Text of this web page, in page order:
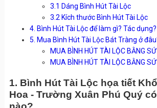
3.1 Dáng Bình Hút Tài Lộc
3.2 Kích thước Bình Hút Tài Lộc
4. Bình Hút Tài Lộc để làm gì? Tác dụng?
5. Mua Bình Hút Tài Lộc Bát Tràng ở
MUA BÌNH HÚT TÀI LỘC BẰNG
MUA BÌNH HÚT TÀI LỘC BẰNG
1. Bình Hút Tài Lộc họa tiết
Hoa - Trường Xuân Phú Quý